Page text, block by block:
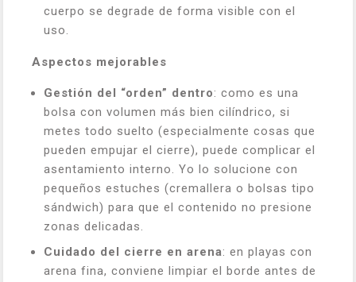
cuerpo se degrade de forma visible con el
uso.
Aspectos mejorables
Gestión del “orden” dentro: como es una
bolsa con volumen más bien cilíndrico, si
metes todo suelto (especialmente cosas que
pueden empujar el cierre), puede complicar el
asentamiento interno. Yo lo solucione con
pequeños estuches (cremallera o bolsas tipo
sándwich) para que el contenido no presione
zonas delicadas.
Cuidado del cierre en arena: en playas con
arena fina, conviene limpiar el borde antes de